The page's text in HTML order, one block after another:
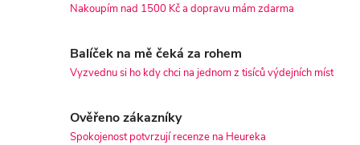
Nakoupím nad 1500 Kč a dopravu mám zdarma
Balíček na mě čeká za rohem
Vyzvednu si ho kdy chci na jednom z tisíců výdejních míst
Ověřeno zákazníky
Spokojenost potvrzují recenze na Heureka